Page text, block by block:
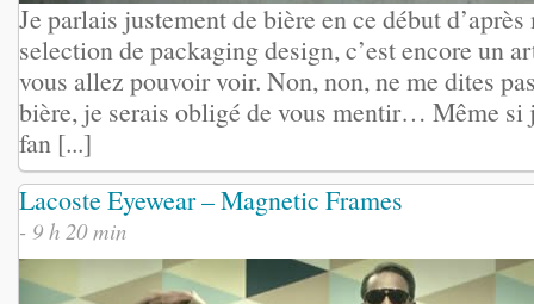
Je parlais justement de bière en ce début
selection de packaging design, c’est encore un
vous allez pouvoir voir. Non, non, ne me dites
bière, je serais obligé de vous mentir… Même si
fan [...]
Lacoste Eyewear – Magnetic Frames
- 9 h 20 min